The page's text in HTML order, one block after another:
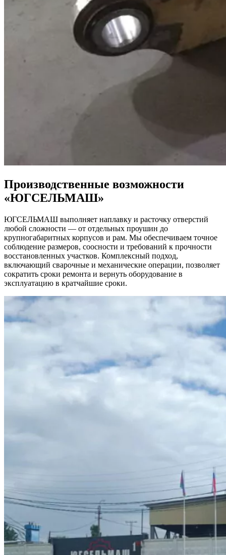
Производственные возможности
«‎ЮГСЕЛЬМАШ»
ЮГСЕЛЬМАШ выполняет наплавку и расточку отверстий
любой сложности — от отдельных проушин до
крупногабаритных корпусов и рам. Мы обеспечиваем точное
соблюдение размеров, соосности и требований к прочности
восстановленных участков. Комплексный подход,
включающий сварочные и механические операции, позволяет
сократить сроки ремонта и вернуть оборудование в
эксплуатацию в кратчайшие сроки.